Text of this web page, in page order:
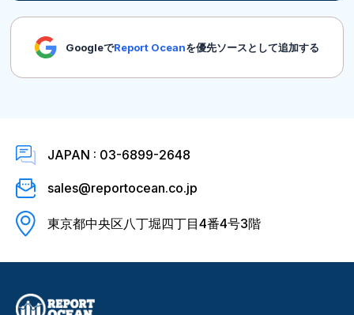
GoogleでReport Oceanを優先ソースとして追加する
JAPAN : 03-6899-2648
sales@reportocean.co.jp
東京都中央区八丁堀四丁目4番4号3階